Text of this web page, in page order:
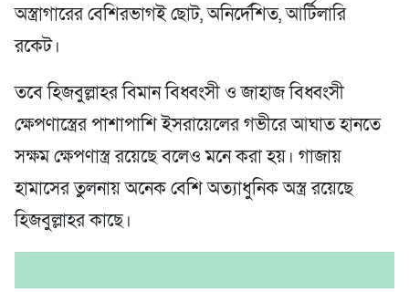
অস্ত্রাগারের বেশিরভাগই ছোট, অনির্দেশিত, আর্টিলারি
রকেট।
তবে হিজবুল্লাহর বিমান বিধ্বংসী ও জাহাজ বিধ্বংসী
ক্ষেপণাস্ত্রের পাশাপাশি ইসরায়েলের গভীরে আঘাত হানতে
সক্ষম ক্ষেপণাস্ত্র রয়েছে বলেও মনে করা হয়। গাজায়
হামাসের তুলনায় অনেক বেশি অত্যাধুনিক অস্ত্র রয়েছে
হিজবুল্লাহর কাছে।